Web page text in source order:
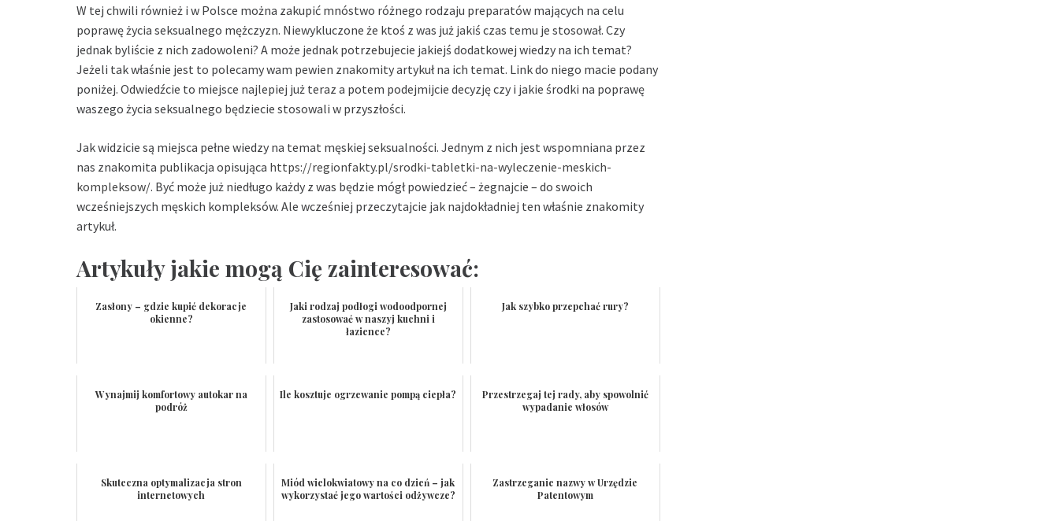
W tej chwili również i w Polsce można zakupić mnóstwo różnego rodzaju preparatów mających na celu
poprawę życia seksualnego mężczyzn. Niewykluczone że ktoś z was już jakiś czas temu je stosował. Czy
jednak byliście z nich zadowoleni? A może jednak potrzebujecie jakiejś dodatkowej wiedzy na ich temat?
Jeżeli tak właśnie jest to polecamy wam pewien znakomity artykuł na ich temat. Link do niego macie podany
poniżej. Odwiedźcie to miejsce najlepiej już teraz a potem podejmijcie decyzję czy i jakie środki na poprawę
waszego życia seksualnego będziecie stosowali w przyszłości.
Jak widzicie są miejsca pełne wiedzy na temat męskiej seksualności. Jednym z nich jest wspomniana przez
nas znakomita publikacja opisująca https://regionfakty.pl/srodki-tabletki-na-wyleczenie-meskich-
kompleksow/. Być może już niedługo każdy z was będzie mógł powiedzieć – żegnajcie – do swoich
wcześniejszych męskich kompleksów. Ale wcześniej przeczytajcie jak najdokładniej ten właśnie znakomity
artykuł.
Artykuły jakie mogą Cię zainteresować:
Zasłony – gdzie kupić dekoracje
okienne?
Jaki rodzaj podłogi wodoodpornej
zastosować w naszyj kuchni i
łazience?
Jak szybko przepchać rury?
Wynajmij komfortowy autokar na
podróż
Ile kosztuje ogrzewanie pompą ciepła?
Przestrzegaj tej rady, aby spowolnić
wypadanie włosów
Skuteczna optymalizacja stron
internetowych
Miód wielokwiatowy na co dzień – jak
wykorzystać jego wartości odżywcze?
Zastrzeganie nazwy w Urzędzie
Patentowym